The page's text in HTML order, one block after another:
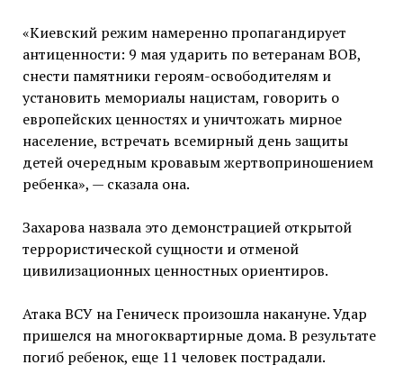
«Киевский режим намеренно пропагандирует
антиценности: 9 мая ударить по ветеранам ВОВ,
снести памятники героям-освободителям и
установить мемориалы нацистам, говорить о
европейских ценностях и уничтожать мирное
население, встречать всемирный день защиты
детей очередным кровавым жертвоприношением
ребенка», — сказала она.
Захарова назвала это демонстрацией открытой
террористической сущности и отменой
цивилизационных ценностных ориентиров.
Атака ВСУ на Геническ произошла накануне. Удар
пришелся на многоквартирные дома. В результате
погиб ребенок, еще 11 человек пострадали.